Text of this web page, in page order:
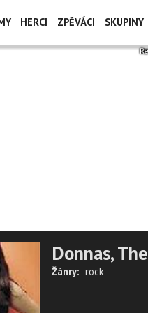
HERCI ZPĚVÁCI SKUPINY
Donnas, The
Žánry: rock